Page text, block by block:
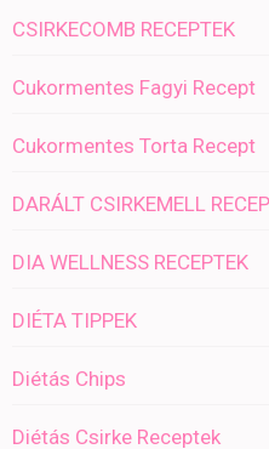
CSIRKECOMB RECEPTEK
Cukormentes Fagyi Recept
Cukormentes Torta Recept
DARÁLT CSIRKEMELL
DIA WELLNESS RECEPTEK
DIÉTA TIPPEK
Diétás Chips
Diétás Csirke Receptek